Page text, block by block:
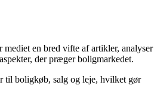
en bred vifte af artikler, analyser
der præger boligmarkedet.
til boligkøb, salg og leje, hvilket gør